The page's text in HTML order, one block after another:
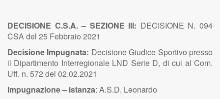
DECISIONE C.S.A. – SEZIONE III: DECISIONE N. 094
CSA del 25 Febbraio 2021
Decisione Impugnata: Decisione Giudice Sportivo presso
il Dipartimento Interregionale LND Serie D, di cui al Com.
Uff. n. 572 del 02.02.2021
Impugnazione – istanza: A.S.D. Leonardo